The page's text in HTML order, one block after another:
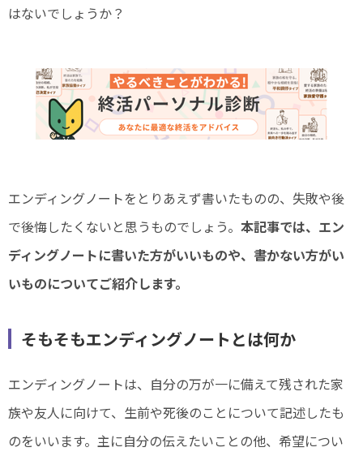
はないでしょうか？
エンディングノートをとりあえず書いたものの、失敗や後
で後悔したくないと思うものでしょう。 本記事では、エン
ディングノートに書いた方がいいものや、書かない方がい
いものについてご紹介します。
そもそもエンディングノートとは何か
エンディングノートは、自分の万が一に備えて残された家
族や友人に向けて、生前や死後のことについて記述したも
のをいいます。主に自分の伝えたいことの他、希望につい